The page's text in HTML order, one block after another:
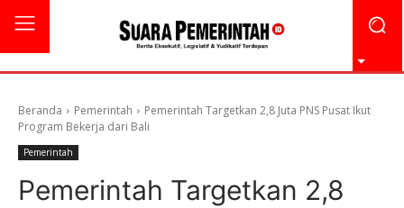
Beranda Pemerintah
Pemerintah Targetkan 2,8 Juta PNS Pusat Ikut
Program Bekerja dari Bali
Pemerintah
Pemerintah Targetkan 2,8